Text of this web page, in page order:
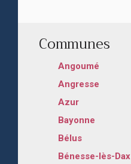
Communes
Angoumé
Angresse
Azur
Bayonne
Bélus
Bénesse-lès-Dax